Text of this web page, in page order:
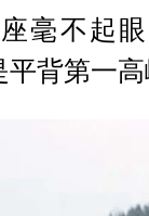
毫不起
平背第一